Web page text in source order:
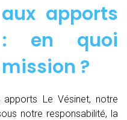
apports
: en quoi
?
Le Vésinet, notre
notre responsabilité, la